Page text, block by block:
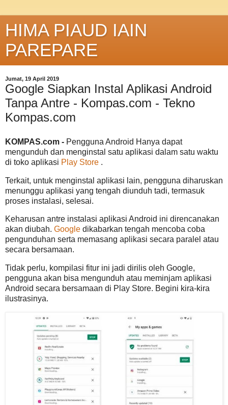
HIMA PIAUD IAIN
PAREPARE
Jumat, 19 April 2019
Google Siapkan Instal Aplikasi Android
Tanpa Antre - Kompas.com - Tekno
Kompas.com
KOMPAS.com - Pengguna Android Hanya dapat
mengunduh dan menginstal satu aplikasi dalam satu waktu
di toko aplikasi Play Store .
Terkait, untuk menginstal aplikasi lain, pengguna diharuskan
menunggu aplikasi yang tengah diunduh tadi, termasuk
proses instalasi, selesai.
Keharusan antre instalasi aplikasi Android ini direncanakan
akan diubah. Google dikabarkan tengah mencoba coba
pengunduhan serta memasang aplikasi secara paralel atau
secara bersamaan.
Tidak perlu, kompilasi fitur ini jadi dirilis oleh Google,
pengguna akan bisa mengunduh atau meminjam aplikasi
Android secara bersamaan di Play Store. Begini kira-kira
ilustrasinya.